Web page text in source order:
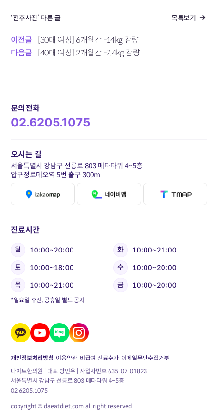
‘전후사진’ 다른 글 목록보기
이전글
[30대 여성] 6개월간 -14kg 감량
다음글
[40대 여성] 2개월간 -7.4kg 감량
문의전화
02.6205.1075
진료시간
월 10:00~20:00 화
10:00~21:00
토
10:00~18:00 수
10:00~20:00
목
10:00~21:00 금 10:00~20:00
*일요일 휴진, 공휴일 별도 공지
오시는 길
서울특별시 강남구 선릉로 803 메타타워 4~5층
압구정로데오역 5번 출구 300m
개인정보처리방침 이용약관 비급여 진료수가 이메일무단수집거부
다이트한의원 | 대표 방민우 | 사업자번호 635-07-01823
서울특별시 강남구 선릉로 803 메타타워 4~5층
02.6205.1075
copyright © daeatdiet.com all right reserved